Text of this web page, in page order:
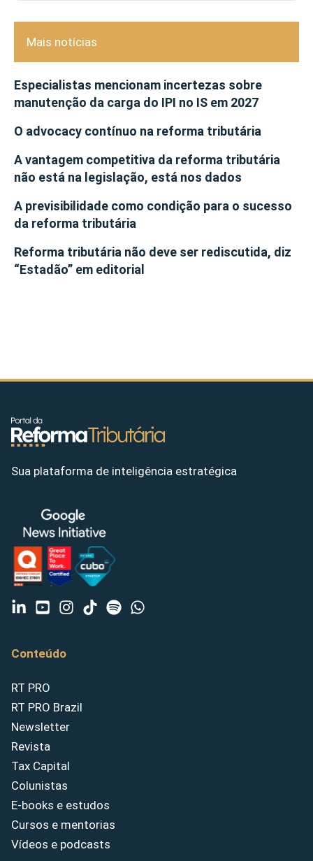
Mais notícias
Especialistas mencionam incertezas sobre
manutenção da carga do IPI no IS em 2027
O advocacy contínuo na reforma tributária
A vantagem competitiva da reforma tributária
não está na legislação, está nos dados
A previsibilidade como condição para o sucesso
da reforma tributária
Reforma tributária não deve ser rediscutida, diz
“Estadão” em editorial
Sua plataforma de inteligência estratégica
Conteúdo
RT PRO
RT PRO Brazil
Newsletter
Revista
Tax Capital
Colunistas
E-books e estudos
Cursos e mentorias
Vídeos e podcasts